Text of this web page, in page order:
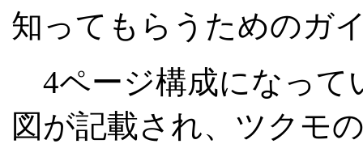
知ってもらうためのガ
4ページ構成になって
図が記載され、ツクモ